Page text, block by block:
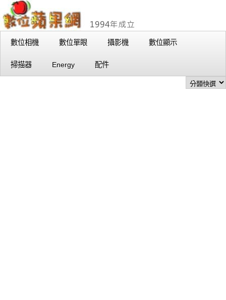
數位相機 數位單眼 攝影機 數位顯示
掃描器 Energy 配件